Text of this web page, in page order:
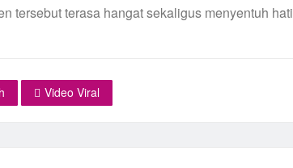
tersebut terasa hangat sekaligus menyentuh hati
Video Viral